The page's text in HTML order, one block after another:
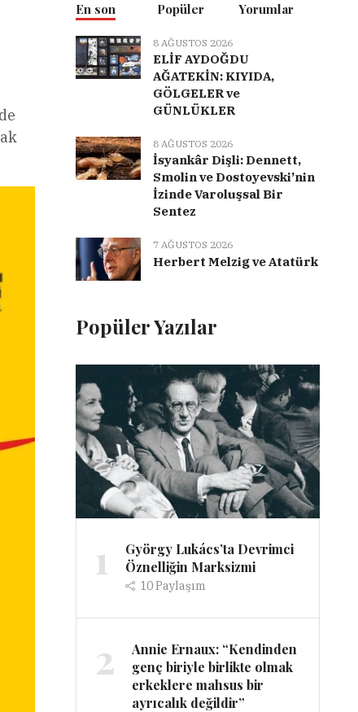
En son Popüler Yorumlar
8 AĞUSTOS 2026
ELİF AYDOĞDU
AĞATEKİN: KIYIDA,
GÖLGELER ve
GÜNLÜKLER
8 AĞUSTOS 2026
İsyankâr Dişli: Dennett,
Smolin ve Dostoyevski’nin
İzinde Varoluşsal Bir
Sentez
7 AĞUSTOS 2026
Herbert Melzig ve Atatürk
Popüler Yazılar
1
György Lukács’ta Devrimci
Öznelliğin Marksizmi
10Paylaşım
2
Annie Ernaux: “Kendinden
genç biriyle birlikte olmak
erkeklere mahsus bir
ayrıcalık değildir”